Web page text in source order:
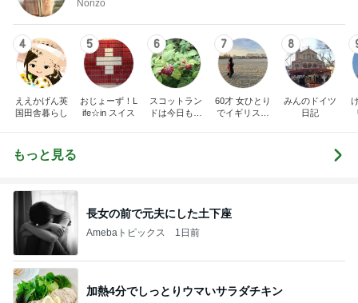
Norizo
4
ええかげん英
国田舎暮らし
5
おじょーず！L
ife☆in スイス
6
スコットラン
ドは今日も曇
7
60才 女ひとり
でイギリスに
8
みんのドイツ
日記
もっと見る
長女の前で元夫にした土下座
Amebaトピックス 1日前
加熱4分でしっとりウマいサラダチキン